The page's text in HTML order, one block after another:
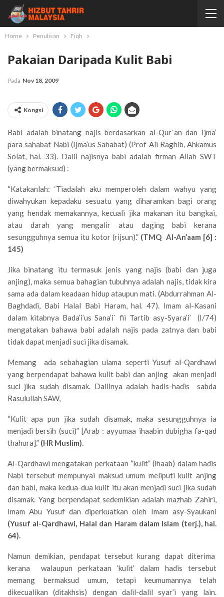
Home Penulisan Fiqh
Pakaian Daripada Kulit Babi
Pada Nov 18, 2009
Kongsi
Babi adalah binatang najis berdasarkan al-Qur`an dan Ijma’
para sahabat Nabi (Ijma’us Sahabat) (Prof Ali Raghib, Ahkamus
Solat, hal. 33). Dalil najisnya babi adalah firman Allah SWT
(yang bermaksud) :
“Katakanlah: ‘Tiadalah aku memperoleh dalam wahyu yang
diwahyukan kepadaku sesuatu yang diharamkan bagi orang
yang hendak memakannya, kecuali jika makanan itu bangkai,
atau darah yang mengalir atau daging babi kerana
sesungguhnya semua itu kotor (rijsun).” (TMQ Al-An’aam [6] :
145)
Jika binatang itu termasuk jenis yang najis (babi dan juga
anjing), maka semua bahagian tubuhnya adalah najis, tidak kira
sama ada dalam keadaan hidup ataupun mati. (Abdurrahman Al-
Baghdadi, Babi Halal Babi Haram, hal. 47). Imam al-Kasani
dalam kitabnya Bada’i’us Sana’i` fii Tartib asy-Syara’i’ (I/74)
mengatakan bahawa babi adalah najis pada zatnya dan babi
tidak dapat menjadi suci jika disamak.
Memang ada sebahagian ulama seperti Yusuf al-Qardhawi
yang berpendapat bahawa kulit babi dan anjing akan menjadi
suci jika sudah disamak. Dalilnya adalah hadis-hadis sabda
Rasulullah SAW,
“Kulit apa pun jika sudah disamak, maka sesungguhnya ia
menjadi bersih (suci)” [Arab : ayyumaa ihaabin dubigha fa-qad
thahura].” (HR Muslim).
Al-Qardhawi mengatakan perkataan “kulit” (ihaab) dalam hadis
Nabi tersebut mempunyai maksud umum meliputi kulit anjing
dan babi, maka kedua-dua kulit itu akan menjadi suci jika sudah
disamak. Yang berpendapat sedemikian adalah mazhab Zahiri,
Imam Abu Yusuf dan diperkuatkan oleh Imam asy-Syaukani
(Yusuf al-Qardhawi, Halal dan Haram dalam Islam (terj.), hal.
64).
Namun demikian, pendapat tersebut kurang dapat diterima
kerana walaupun perkataan ‘kulit’ dalam hadis tersebut
memang bermaksud umum, tetapi keumumannya telah
dikecualikan (ditakhsis) dengan dalil-dalil syar’i yang lain.